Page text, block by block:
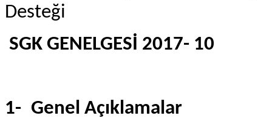
Desteği
SGK GENELGESİ 2017- 10
1- Genel Açıklamalar